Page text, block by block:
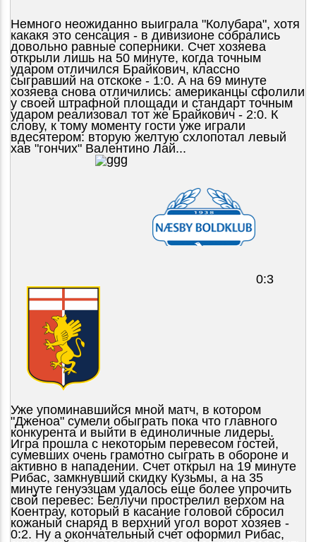
Немного неожиданно выиграла "Колубара", хотя
какакя это сенсация - в дивизионе собрались
довольно равные соперники. Счет хозяева
открыли лишь на 50 минуте, когда точным
ударом отличился Брайкович, классно
сыгравший на отскоке - 1:0. А на 69 минуте
хозяева снова отличились: американцы сфолили
у своей штрафной площади и стандарт точным
ударом реализовал тот же Брайкович - 2:0. К
слову, к тому моменту гости уже играли
вдесятером: вторую желтую схлопотал левый
хав "гончих" Валентино Лай...
0:3
Уже упоминавшийся мной матч, в котором
"Дженоа" сумели обыграть пока что главного
конкурента и выйти в единоличные лидеры.
Игра прошла с некоторым перевесом гостей,
сумевших очень грамотно сыграть в обороне и
активно в нападении. Счет открыл на 19 минуте
Рибас, замкнувший скидку Кузьмы, а на 35
минуте генуэзцам удалось еще более упрочить
свой перевес: Беллучи прострелил верхом на
Коентрау, который в касание головой сбросил
кожаный снаряд в верхний угол ворот хозяев -
0:2. Ну а окончательный счет оформил Рибас,